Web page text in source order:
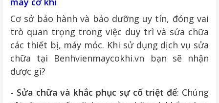
Cơ sở bảo hành và bảo dưỡng uy tín, đóng vai
trò quan trọng trong việc duy trì và sửa chữa
các thiết bị, máy móc. Khi sử dụng dịch vụ sửa
chữa tại Benhvienmaycokhi.vn bạn sẽ nhận
được gì?
- Sửa chữa và khắc phục sự cố triệt để: Chúng